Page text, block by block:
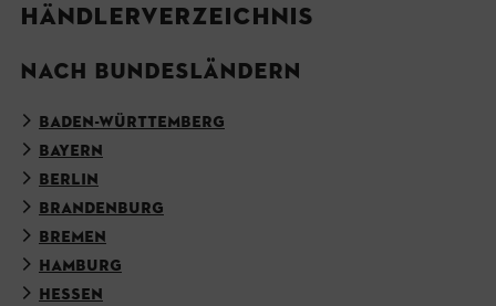
HÄNDLERVERZEICHNIS
NACH BUNDESLÄNDERN
BADEN-WÜRTTEMBERG
BAYERN
BERLIN
BRANDENBURG
BREMEN
HAMBURG
HESSEN